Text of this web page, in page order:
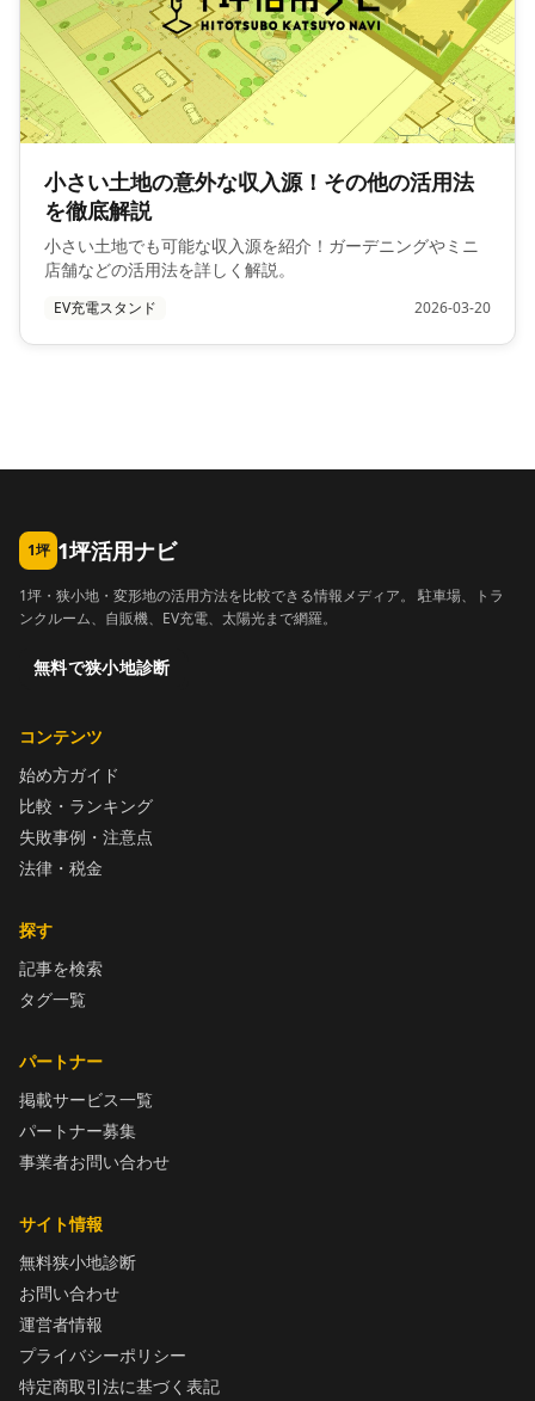
小さい土地の意外な収入源！その他の活用法
を徹底解説
小さい土地でも可能な収入源を紹介！ガーデニングやミニ
店舗などの活用法を詳しく解説。
EV充電スタンド 2026-03-20
1坪 1坪活用ナビ
1坪・狭小地・変形地の活用方法を比較できる情報メディア。 駐車場、トラ
ンクルーム、自販機、EV充電、太陽光まで網羅。
無料で狭小地診断
コンテンツ
始め方ガイド
比較・ランキング
失敗事例・注意点
法律・税金
探す
記事を検索
タグ一覧
パートナー
掲載サービス一覧
パートナー募集
事業者お問い合わせ
サイト情報
無料狭小地診断
お問い合わせ
運営者情報
プライバシーポリシー
特定商取引法に基づく表記